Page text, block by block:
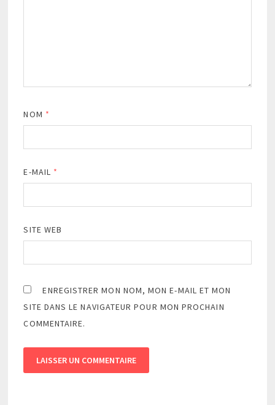
NOM *
E-MAIL *
SITE WEB
ENREGISTRER MON NOM, MON E-MAIL ET MON
SITE DANS LE NAVIGATEUR POUR MON PROCHAIN
COMMENTAIRE.